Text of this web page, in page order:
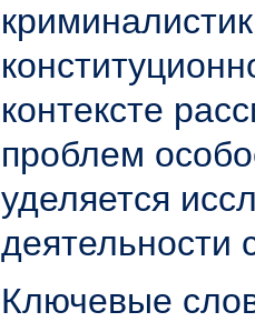
контексте
проблем
уделяется
деятельности
Ключевые